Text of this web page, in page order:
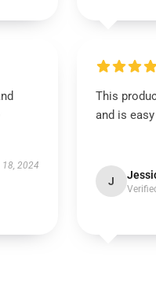
18, 2024
This
and is
J